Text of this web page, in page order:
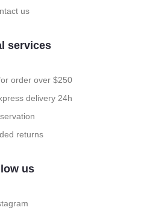
us
services
order over $250
delivery 24h
returns
us